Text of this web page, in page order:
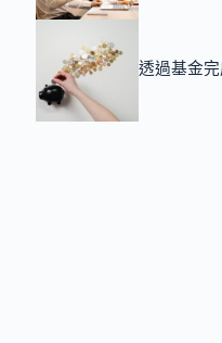
透過基金